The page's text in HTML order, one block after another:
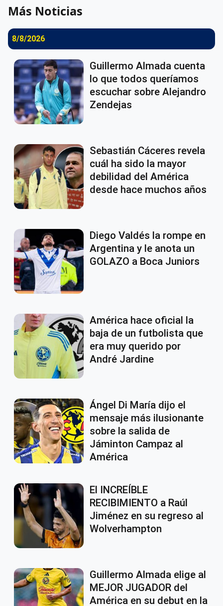
Más Noticias
8/8/2026
Guillermo Almada cuenta
lo que todos queríamos
escuchar sobre Alejandro
Zendejas
Sebastián Cáceres revela
cuál ha sido la mayor
debilidad del América
desde hace muchos años
Diego Valdés la rompe en
Argentina y le anota un
GOLAZO a Boca Juniors
América hace oficial la
baja de un futbolista que
era muy querido por
André Jardine
Ángel Di María dijo el
mensaje más ilusionante
sobre la salida de
Jáminton Campaz al
América
El INCREÍBLE
RECIBIMIENTO a Raúl
Jiménez en su regreso al
Wolverhampton
Guillermo Almada elige al
MEJOR JUGADOR del
América en su debut en la